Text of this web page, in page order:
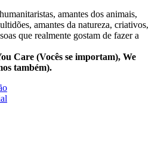
humanitaristas, amantes dos animais,
amantes da natureza, criativos,
que realmente gostam de fazer a
Care (Vocês se importam), We
também).